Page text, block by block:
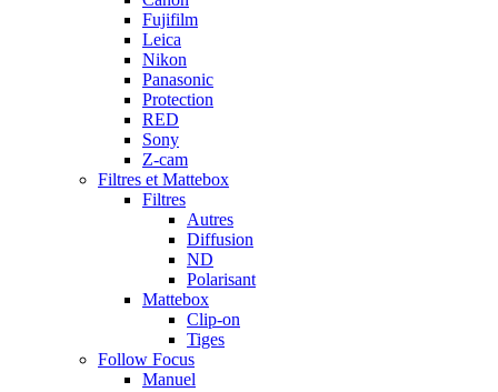
Fujifilm
Leica
Nikon
Panasonic
Protection
RED
Sony
Z-cam
Filtres et Mattebox
Filtres
Autres
Diffusion
ND
Polarisant
Mattebox
Clip-on
Tiges
Follow Focus
Manuel